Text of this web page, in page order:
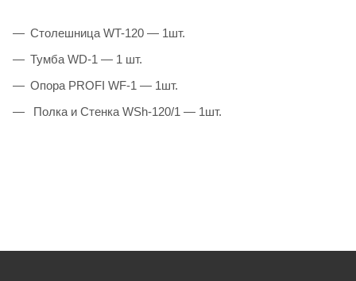
Столешница WT-120 — 1шт.
Тумба WD-1 — 1 шт.
Опора PROFI WF-1 — 1шт.
Полка и Стенка WSh-120/1 — 1шт.